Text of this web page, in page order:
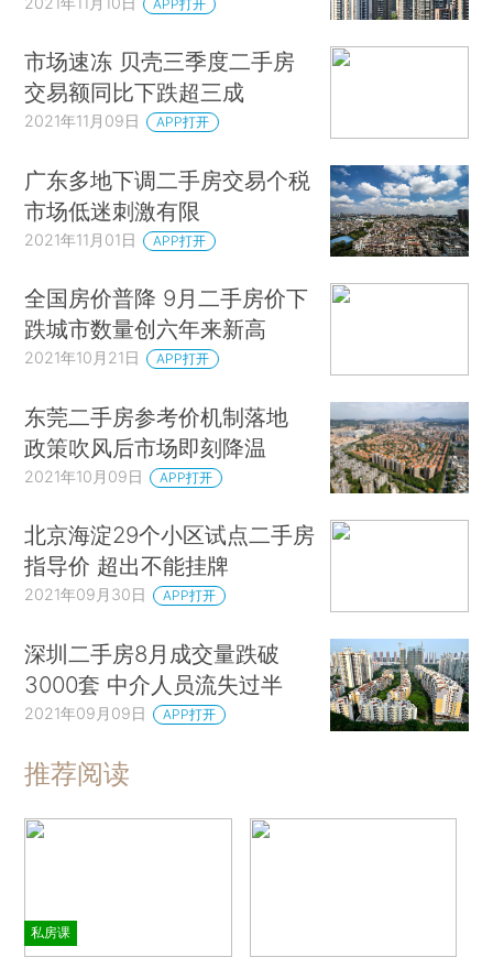
APP打开
市场速冻 贝壳三季度二手房
交易额同比下跌超三成
2021年11月09日 APP打开
广东多地下调二手房交易个税
市场低迷刺激有限
2021年11月01日 APP打开
全国房价普降 9月二手房价下
跌城市数量创六年来新高
2021年10月21日 APP打开
东莞二手房参考价机制落地
政策吹风后市场即刻降温
2021年10月09日 APP打开
北京海淀29个小区试点二手房
指导价 超出不能挂牌
2021年09月30日 APP打开
深圳二手房8月成交量跌破
3000套 中介人员流失过半
2021年09月09日 APP打开
推荐阅读
私房课